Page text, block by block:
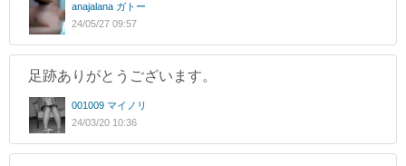
anajalana ガトー
24/05/27 09:57
足跡ありがとうございます。
001009 マイノリ
24/03/20 10:36